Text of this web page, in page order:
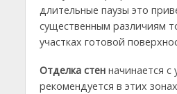
длительные паузы это
существенным различиям
участках готовой
Отделка стен начинается с
рекомендуется в этих